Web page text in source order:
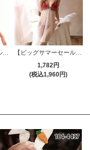
【ビッグサマーセール対象品】セクシーテディ(SEXYTEDDY) 505rd
【ビッグサマーセール対象品】ベビードール(BABYDOLL) 1123wt
1,782円
(税込1,960円)